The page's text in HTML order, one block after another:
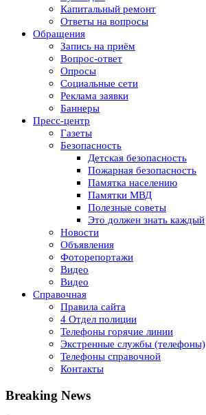
Капитальный ремонт
Ответы на вопросы
Обращения
Запись на приём
Вопрос-ответ
Опросы
Социальные сети
Реклама заявки
Баннеры
Пресс-центр
Газеты
Безопасность
Детская безопасность
Пожарная безопасность
Памятка населению
Памятки МВД
Полезные советы
Это должен знать каждый
Новости
Объявления
Фоторепортажи
Видео
Видео
Справочная
Правила сайта
4 Отдел полиции
Телефоны горячие линии
Экстренные службы (телефоны)
Телефоны справочной
Контакты
Breaking News